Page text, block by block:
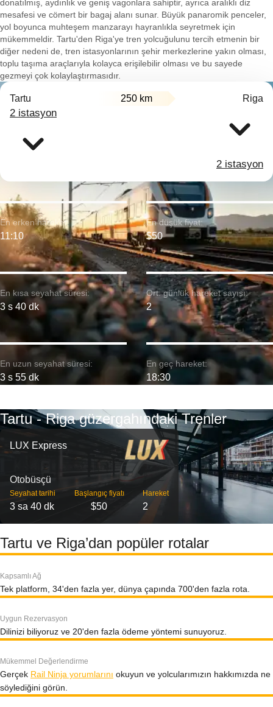
donatılmış, aydınlık ve geniş vagonlara sahiptir, ayrıca aralıklı diz
mesafesi ve cömert bir bagaj alanı sunar. Büyük panaromik penceler,
yol boyunca muhteşem manzarayı hayranlıkla seyretmek için
mükemmeldir. Tartu'den Riga'ye tren yolcuğulunu tercih etmenin bir
diğer nedeni de, tren istasyonlarının şehir merkezlerine yakın olması,
toplu taşıma araçlarıyla kolayca erişilebilir olması ve bu sayede
gezmeyi çok kolaylaştırmasıdır.
Tartu 250 km Riga
2 istasyon
2 istasyon
En kısa seyahat süresi:
3 s 40 dk
En erken hareket:
11:10
En uzun seyahat süresi:
3 s 55 dk
En düşük fiyat:
$50
Ort. günlük hareket sayısı:
2
En geç hareket:
18:30
Tartu - Riga güzergahındaki Trenler
LUX Express
Otobüsçü
Seyahat tarihi
3 sa 40 dk
Başlangıç ​​fiyatı
$50
Hareket
2
Tartu ve Riga’dan popüler rotalar
Kapsamlı Ağ
Tek platform, 34'den fazla yer, dünya çapında 700'den fazla rota.
Uygun Rezervasyon
Dilinizi biliyoruz ve 20'den fazla ödeme yöntemi sunuyoruz.
Mükemmel Değerlendirme
Gerçek Rail Ninja yorumlarını okuyun ve yolcularımızın hakkımızda ne
söylediğini görün.